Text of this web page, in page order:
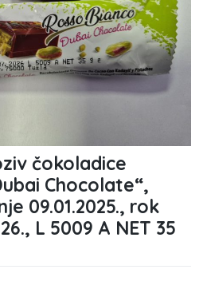
čokoladice
Chocolate“,
09.01.2025., rok
L 5009 A NET 35